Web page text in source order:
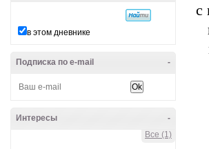
в этом дневнике
-
Подписка по e-mail
-
Интересы
Все (1)
с